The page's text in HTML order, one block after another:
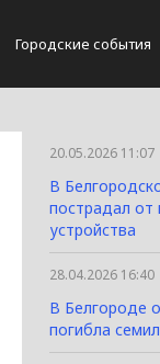
Городские события
20.05.2026 11:07
В
пострадал от
устройства
28.04.2026 16:40
В Белгороде
погибла